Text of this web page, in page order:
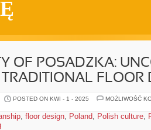
OF POSADZKA:
TRADITIONAL FLOOR
POSTED ON KWI - 1 - 2025
MOŻLIWOŚĆ
, floor design, Poland, Polish culture,